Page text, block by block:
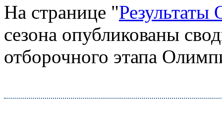
На странице "
сезона опубликованы
отборочного этапа